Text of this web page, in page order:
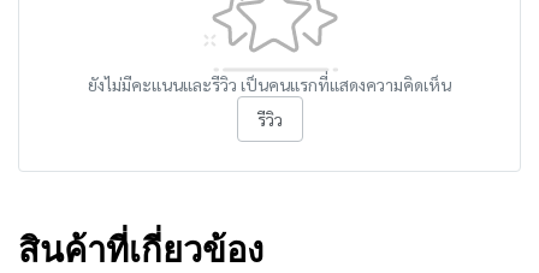
ยังไม่มีคะแนนและรีวิว เป็นคนแรกที่แสดงความคิดเห็น
รีวิว
สินค้าที่เกี่ยวข้อง